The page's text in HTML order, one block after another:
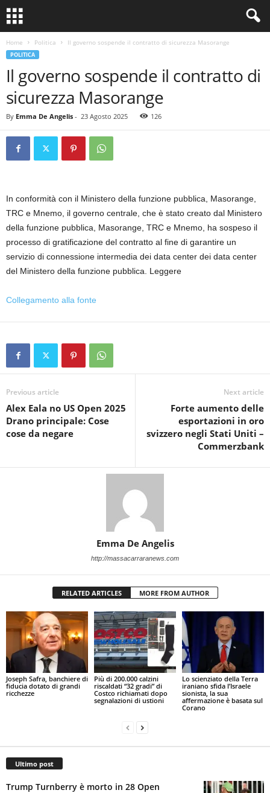
Home Politica Il governo sospende il contratto di sicurezza Masorange
POLITICA
Il governo sospende il contratto di
sicurezza Masorange
By Emma De Angelis - 23 Agosto 2025 126
In conformità con il Ministero della funzione pubblica, Masorange,
TRC e Mnemo, il governo centrale, che è stato creato dal Ministero
della funzione pubblica, Masorange, TRC e Mnemo, ha sospeso il
processo di gratificazione del contratto al fine di garantire un
servizio di connessione intermedia dei data center dei data center
del Ministero della funzione pubblica. Leggere
Collegamento alla fonte
Previous article
Alex Eala no US Open 2025
Drano principale: Cose
cose da negare
Next article
Forte aumento delle
esportazioni in oro
svizzero negli Stati Uniti –
Commerzbank
Emma De Angelis
http://massacarraranews.com
RELATED ARTICLES MORE FROM AUTHOR
Joseph Safra, banchiere di
fiducia dotato di grandi
ricchezze
Più di 200.000 calzini
riscaldati “32 gradi” di
Costco richiamati dopo
segnalazioni di ustioni
Lo scienziato della Terra
iraniano sfida l’Israele
sionista, la sua
affermazione è basata sul
Corano
Ultimo post
Trump Turnberry è morto in 28 Open